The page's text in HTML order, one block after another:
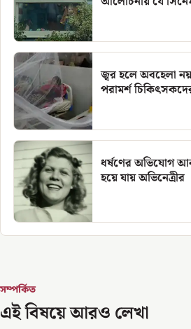
জ্বর হলে অবহেলা
পরামর্শ
ধর্ষণের অভিযোগ
হয়ে যায় অভিনেত্রীর
সম্পর্কিত
এই বিষয়ে আরও লেখা